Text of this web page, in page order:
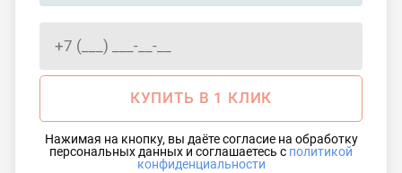
КУПИТЬ В 1 КЛИК
Нажимая на кнопку, вы даёте согласие на обработку
персональных данных и соглашаетесь с политикой
конфиденциальности